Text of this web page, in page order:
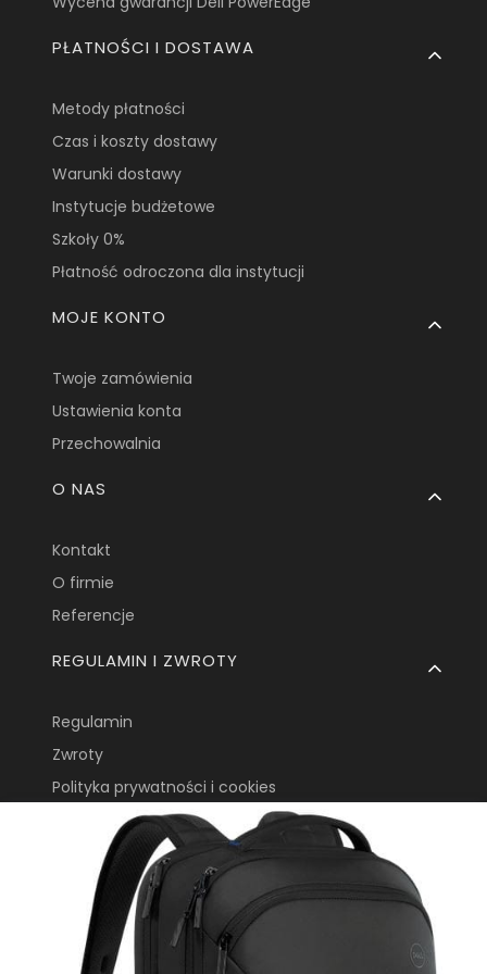
PŁATNOŚCI I DOSTAWA
Metody płatności
Czas i koszty dostawy
Warunki dostawy
Instytucje budżetowe
Szkoły 0%
Płatność odroczona dla instytucji
MOJE KONTO
Twoje zamówienia
Ustawienia konta
Przechowalnia
O NAS
Kontakt
O firmie
Referencje
REGULAMIN I ZWROTY
Regulamin
Zwroty
Polityka prywatności i cookies
Prawo do odstąpienia od umowy
Speedserwis Tomasz
Wroński